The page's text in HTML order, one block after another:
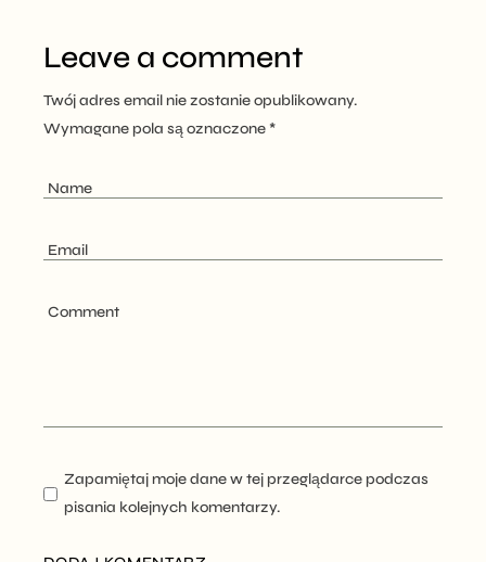
Leave a comment
Twój adres email nie zostanie opublikowany.
Wymagane pola są oznaczone *
Zapamiętaj moje dane w tej przeglądarce podczas
pisania kolejnych komentarzy.